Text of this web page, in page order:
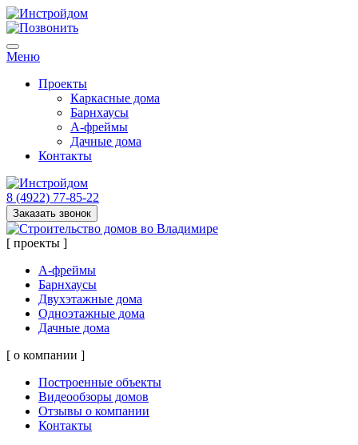
Меню
Проекты
Каркасные дома
Барнхаусы
А-фреймы
Дачные дома
Контакты
8 (4922) 77-85-22
Заказать звонок
[ проекты ]
А-фреймы
Барнхаусы
Двухэтажные дома
Одноэтажные дома
Дачные дома
[ о компании ]
Построенные объекты
Видеообзоры домов
Отзывы о компании
Контакты